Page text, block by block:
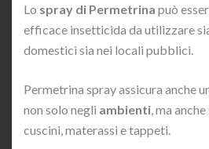
Lo spray di Permetrina può
efficace insetticida da utilizzare
domestici sia nei locali pubblici.
Permetrina spray assicura anche
non solo negli ambienti, ma anche
cuscini, materassi e tappeti.